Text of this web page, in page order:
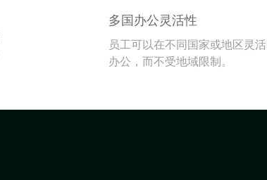
多国办公灵活性
员工可以在不同国家或地区灵活
办公，而不受地域限制。